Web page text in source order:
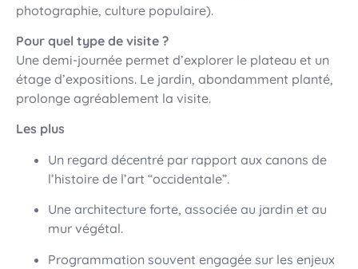
photographie, culture populaire).
Pour quel type de visite ?
Une demi-journée permet d’explorer le plateau et un
étage d’expositions. Le jardin, abondamment planté,
prolonge agréablement la visite.
Les plus
Un regard décentré par rapport aux canons de
l’histoire de l’art “occidentale”.
Une architecture forte, associée au jardin et au
mur végétal.
Programmation souvent engagée sur les enjeux